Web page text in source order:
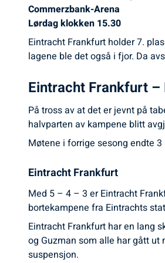
Commerzbank-Arena
Lørdag klokken 15.30
Eintracht Frankfurt holder 7.
lagene ble det også i fjor. Da
Eintracht Frankfurt –
På tross av at det er jevnt på
halvparten av kampene blitt
Møtene i forrige sesong endte
Eintracht Frankfurt
Med 5 – 4 – 3 er Eintracht
bortekampene fra Eintrachts
Eintracht Frankfurt har en lang
og Guzman som alle har gått ut
suspensjon.